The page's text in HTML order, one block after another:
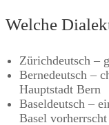
Welche
Zürichdeutsch –
Bernedeutsch –
Hauptstadt Bern
Baseldeutsch –
Basel vorherrscht